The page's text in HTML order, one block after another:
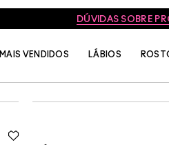
DÚVIDAS SOBRE
MAIS VENDIDOS LÁBIOS